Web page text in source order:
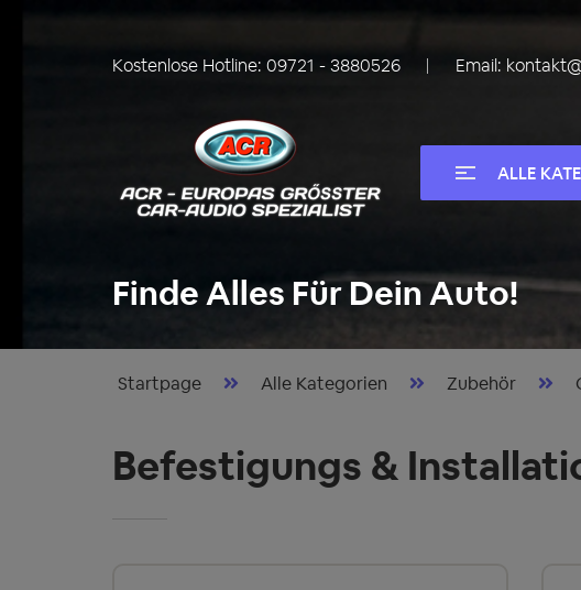
Kostenlose Hotline: 09721 - 3880526 Email:
ALLE
Finde Alles Für Dein Auto!
Startpage Alle Kategorien Zubehör
Befestigungs &